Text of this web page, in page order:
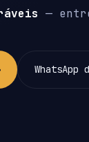
—
WhatsApp